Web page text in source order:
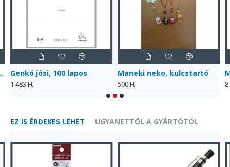
közepesen puha hegyű Genkó jósi, 100 lapos
1 483 Ft
Maneki neko, kulcstartó
500 Ft
EZ IS ÉRDEKES LEHET UGYANETTŐL A GYÁRTÓTÓL